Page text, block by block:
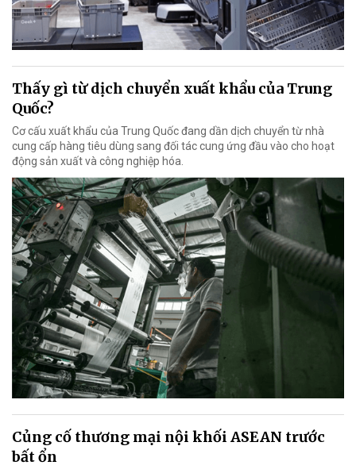
Thấy gì từ dịch chuyển xuất khẩu của Trung
Quốc?
Cơ cấu xuất khẩu của Trung Quốc đang dần dịch chuyển từ nhà
cung cấp hàng tiêu dùng sang đối tác cung ứng đầu vào cho hoạt
động sản xuất và công nghiệp hóa.
Củng cố thương mại nội khối ASEAN trước
bất ổn